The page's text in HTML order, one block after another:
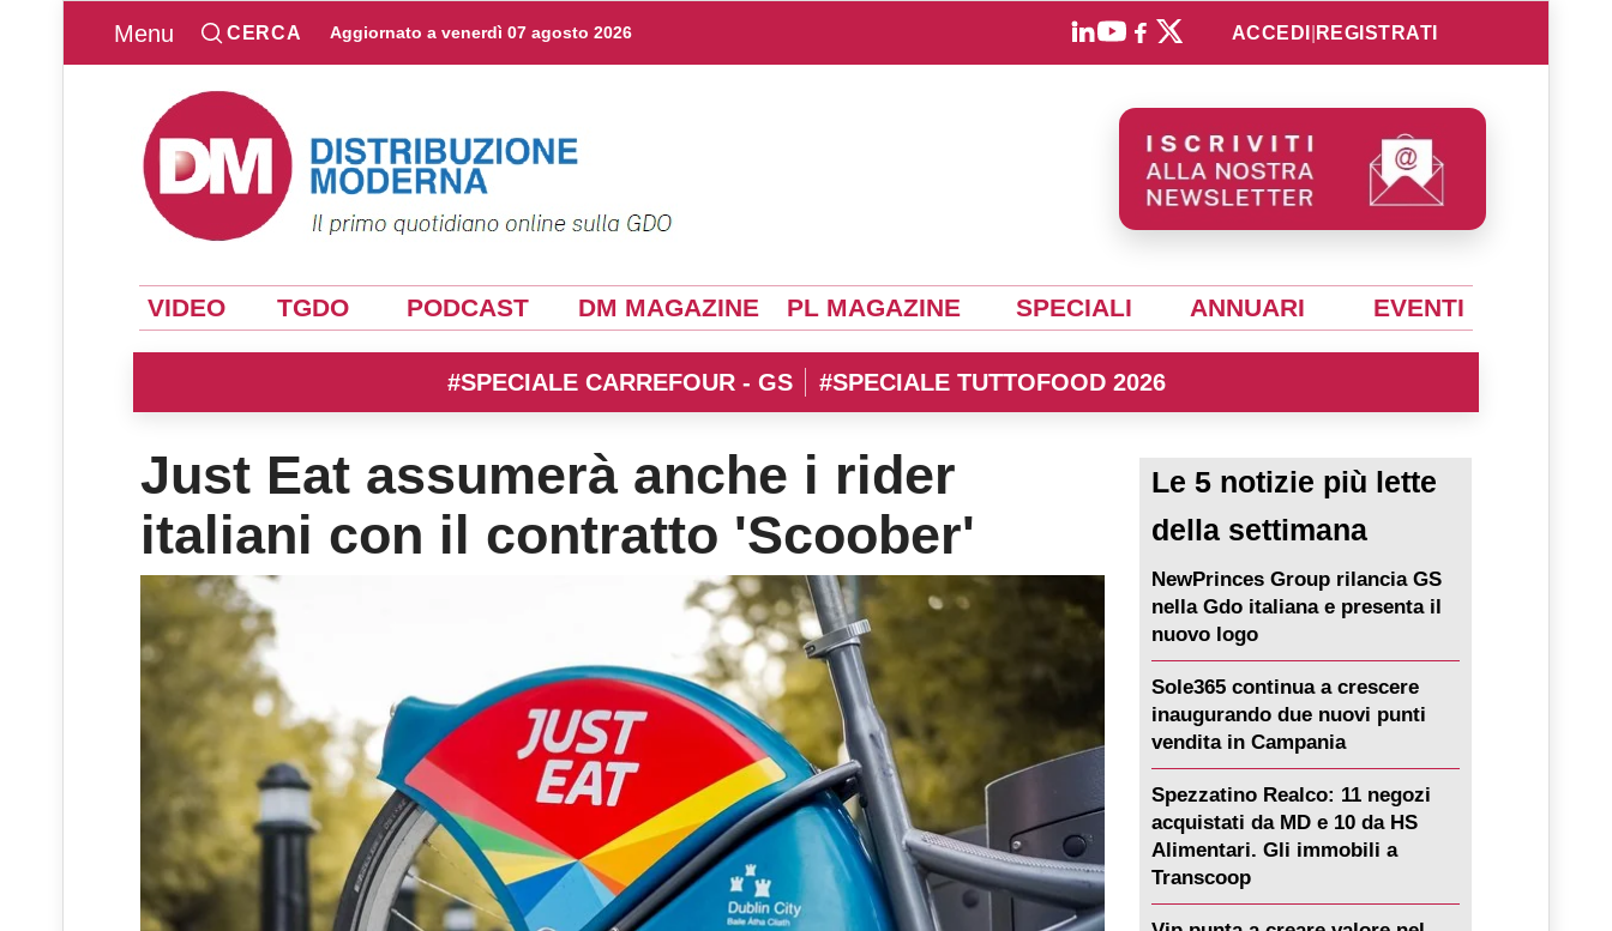
Menu CERCA Aggiornato a venerdì 07 agosto 2026 ACCEDI REGISTRATI
VIDEO TGDO PODCAST DM MAGAZINE PL MAGAZINE SPECIALI ANNUARI EVENTI
#SPECIALE CARREFOUR - GS #SPECIALE TUTTOFOOD 2026
Just Eat assumerà anche i rider
italiani con il contratto 'Scoober'
Le 5 notizie più lette
della settimana
NewPrinces Group rilancia GS
nella Gdo italiana e presenta il
nuovo logo
Sole365 continua a crescere
inaugurando due nuovi punti
vendita in Campania
Spezzatino Realco: 11 negozi
acquistati da MD e 10 da HS
Alimentari. Gli immobili a
Transcoop